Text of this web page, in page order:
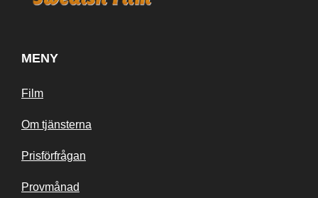
MENY
Film
Om tjänsterna
Prisförfrågan
Provmånad